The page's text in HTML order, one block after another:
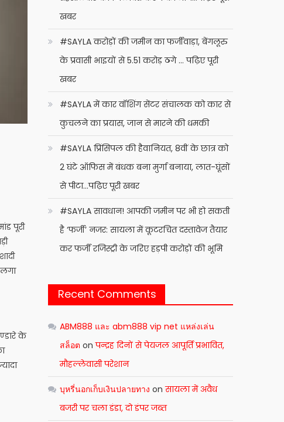
पूरी
के
खबर
#SAYLA करोड़ों की जमीन का फर्जीवाड़ा, बेंगलूरु
के प्रवासी भाइयों से 5.51 करोड़ ठगे … पढ़िए पूरी
खबर
#SAYLA में कार वॉशिंग सेंटर संचालक को कार से
कुचलने का प्रयास, जान से मारने की धमकी
#SAYLA प्रिंसिपल की हैवानियत, 8वीं के छात्र को
2 घंटे ऑफिस में बंधक बना मुर्गा बनाया, लात-घूंसों
से पीटा…पढ़िए पूरी खबर
#SAYLA सावधान! आपकी जमीन पर भी हो सकती
है ‘फर्जी’ नजर: सायला में कूटरचित दस्तावेज तैयार
कर फर्जी रजिस्ट्री के जरिए हड़पी करोड़ों की भूमि
Recent Comments
ABM888 และ abm888 vip net แหล่งเล่น
สล็อต onपन्द्रह दिनों से पेयजल आपूर्ति प्रभावित,
मौहल्लेवासी परेशान
บุหรี่นอกเก็บเงินปลายทาง onसायला में अवैध
बजरी पर चला डंडा, दो डंपर जब्त